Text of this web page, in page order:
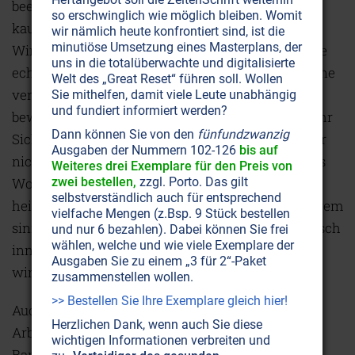
beeinflussen lassen und aus Angst nicht mehr
kaufen, was wir eigentlich brauchen, kommt die
Wirtschaft knirschend zum Stillstand. Dann ist die
echte Krise da. Gerade deshalb müssen wir uns eine
vertrauensvolle Haltung dem Leben gegenüber
bewahren. Je mehr Menschen dies tun, desto mehr
Sicherheit gibt es für alle. Trotzdem reden wir hier
nicht dem hemmungslosen Konsumverhalten das
Wort. Die Zäsur der Finanzkrise kann nämlich
heilsam sein, weil sie die Menschen zwingt, in ihrem
sinnlosen, oft aus Langeweile geborenen Kaufrausch
innezuhalten und sich klar zu werden, was sie
wirklichbrauchen.
Auch der Strukturwandel in der Bankenwelt wird
Arbeitsplätze kosten. Wir brauchen nicht so viele
so erschwinglich wie möglich bleiben. Womit
wir nämlich heute konfrontiert sind, ist die
minutiöse Umsetzung eines Masterplans, der
uns in die totalüberwachte und digitalisierte
Welt des „Great Reset“ führen soll. Wollen
Sie mithelfen, damit viele Leute unabhängig
und fundiert informiert werden?
Dann können Sie von den fünfundzwanzig
Ausgaben der Nummern 102-126 bis auf
Weiteres drei Exemplare für den Preis von
zwei bestellen, zzgl. Porto. Das gilt
selbstverständlich auch für entsprechend
vielfache Mengen (z.Bsp. 9 Stück bestellen
und nur 6 bezahlen). Dabei können Sie frei
wählen, welche und wie viele Exemplare der
Ausgaben Sie zu einem „3 für 2“-Paket
zusammenstellen wollen.
>> Bestellen Sie Ihre Exemplare gleich hier!
Herzlichen Dank, wenn auch Sie diese
wichtigen Informationen verbreiten und